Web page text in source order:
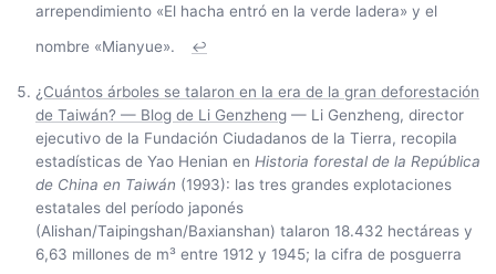
arrependimiento «El hacha entró en la verde ladera» y el
nombre «Mianyue».
↩
¿Cuántos árboles se talaron en la era de la gran deforestación
de Taiwán? — Blog de Li Genzheng — Li Genzheng, director
ejecutivo de la Fundación Ciudadanos de la Tierra, recopila
estadísticas de Yao Henian en Historia forestal de la República
de China en Taiwán (1993): las tres grandes explotaciones
estatales del período japonés
(Alishan/Taipingshan/Baxianshan) talaron 18.432 hectáreas y
6,63 millones de m³ entre 1912 y 1945; la cifra de posguerra